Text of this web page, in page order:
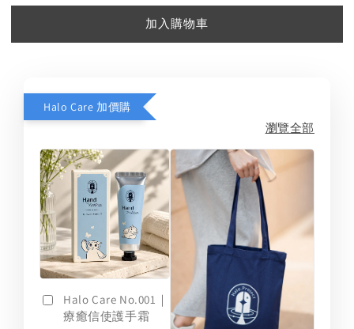
加入購物車
Halo Care 加價購
瀏覽全部
Halo Care No.001｜
療癒信使護手霜